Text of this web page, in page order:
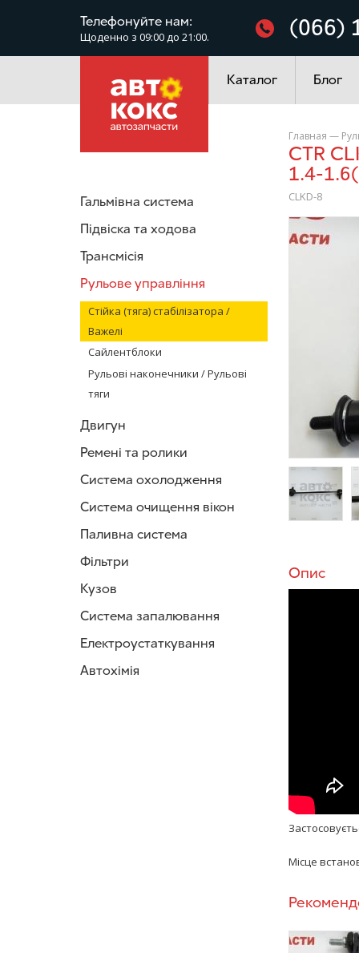
Телефонуйте нам:
Щоденно з 09:00 до 21:00. (066)
Каталог
Електроустаткування
Блог
Гальмівна система
Підвіска та ходова
Трансмісія
Рульове управління
Стійка (тяга) стабілізатора /
Важелі
Сайлентблоки
Рульові наконечники / Рульові
тяги
Двигун
Ремені та ролики
Система охолодження
Система очищення вікон
Паливна система
Фільтри
Кузов
Система запалювання
Електроустаткування
Автохімія
Главная —
CTR CLKD-8 Стійка стабілізатора Chevrolet Aveo, Kalos, Tacuma
1.4-
CLKD-8
/>
Опис
Місце